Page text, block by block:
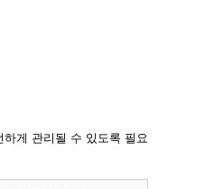
게 관리될 수 있도록 필요